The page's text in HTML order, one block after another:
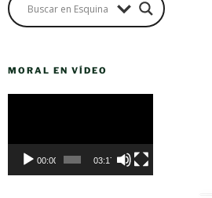
MORAL EN VÍDEO
00:00 03:17